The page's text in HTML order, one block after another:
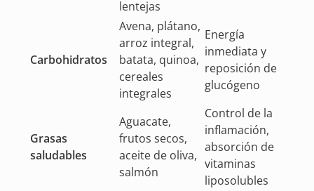
lentejas
Carbohidratos
Avena, plátano,
arroz integral,
batata, quinoa,
cereales
integrales
Energía
inmediata y
reposición de
glucógeno
Grasas
saludables
Aguacate,
frutos secos,
aceite de oliva,
salmón
Control de la
inflamación,
absorción de
vitaminas
liposolubles